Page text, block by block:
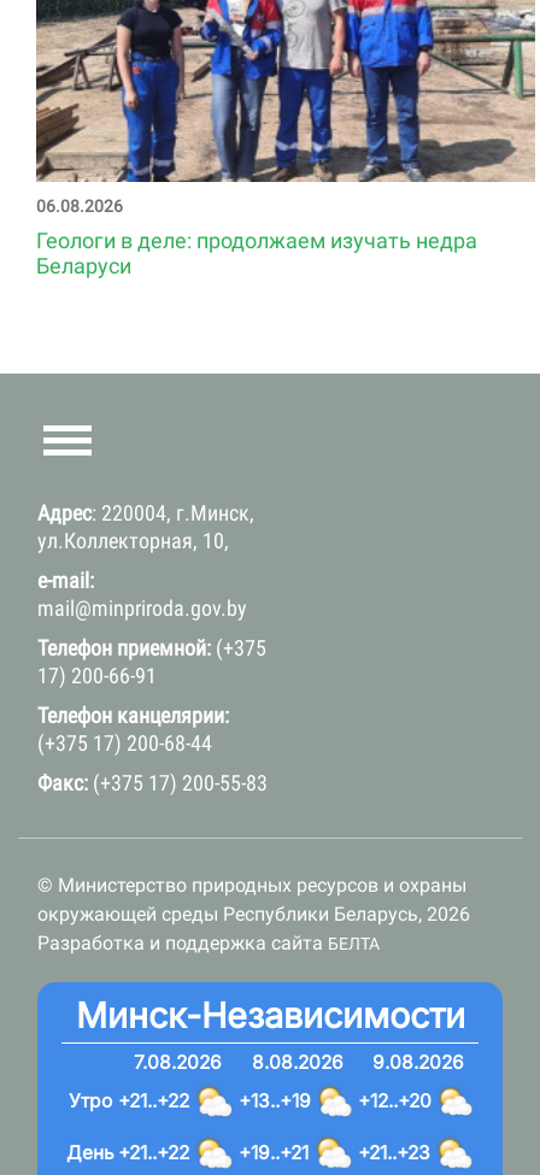
06.08.2026
Геологи в деле: продолжаем изучать недра
Беларуси
Адрес: 220004, г.Минск,
ул.Коллекторная, 10,
e-mail:
mail@minpriroda.gov.by
Телефон приемной: (+375
17) 200-66-91
Телефон канцелярии:
(+375 17) 200-68-44
Факс: (+375 17) 200-55-83
© Министерство природных ресурсов и охраны
окружающей среды Республики Беларусь, 2026
Разработка и поддержка сайта БЕЛТА
Минск-Независимости
7.08.2026
+21..+22
+21..+22
8.08.2026
+13..+19
+19..+21
9.08.2026
+12..+20
+21..+23
День
Утро